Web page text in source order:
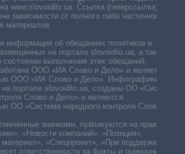
www.slovoidilo.ua. Ссылка (гиперссылка)
зависимости от полного либо частичного
материалов.
информация об обещаниях политиков и
на портале slovoidilo.ua, а также
выполнения этих обещаний,
ООО «ИА Слово и Дело» и является
ООО «ИА Слово и Дело». Инфографики,
портале slovoidilo.ua, созданы ОО «Система
Слово и Дело» и являются
ОО «Система народного контроля Слово и
значками, публикуются на правах
«Новости компаний», «Позиция»,
«Спецпроект», «При поддержке».
ответственности за факты и оценочные